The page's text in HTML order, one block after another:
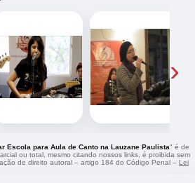
›
Escola para Aula de Canto na Lauzane Paulista" é de
ou total, mesmo citando nossos links, é proibida sem
de direito autoral – artigo 184 do Código Penal – Lei